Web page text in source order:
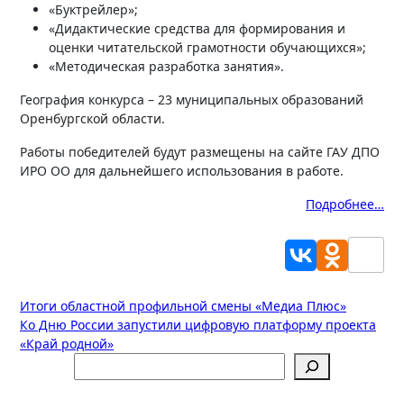
«Буктрейлер»;
«Дидактические средства для формирования и
оценки читательской грамотности обучающихся»;
«Методическая разработка занятия».
География конкурса – 23 муниципальных образований
Оренбургской области.
Работы победителей будут размещены на сайте ГАУ ДПО
ИРО ОО для дальнейшего использования в работе.
Подробнее…
Навигация
по
записям
Итоги областной профильной смены «Медиа Плюс»
Ко Дню России запустили цифровую платформу проекта
«Край родной»